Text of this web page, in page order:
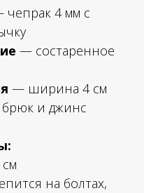
4 мм с
— состаренное
— ширина 4 см
брюк и джинс
на болтах,